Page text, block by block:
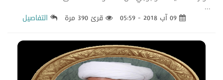
...
قرئ 390 مرة التفاصيل